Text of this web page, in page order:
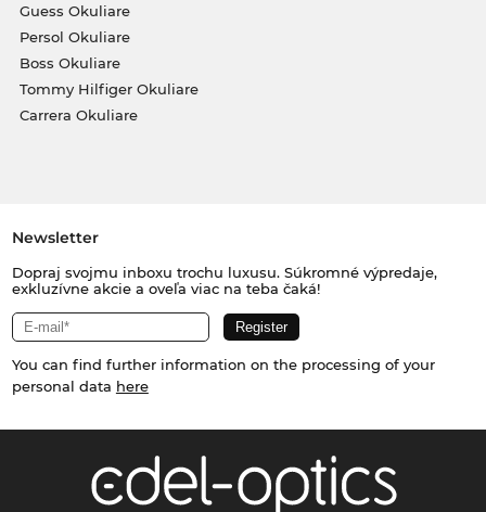
Guess Okuliare
Persol Okuliare
Boss Okuliare
Tommy Hilfiger Okuliare
Carrera Okuliare
Newsletter
Dopraj svojmu inboxu trochu luxusu. Súkromné výpredaje,
exkluzívne akcie a oveľa viac na teba čaká!
You can find further information on the processing of your
personal data here